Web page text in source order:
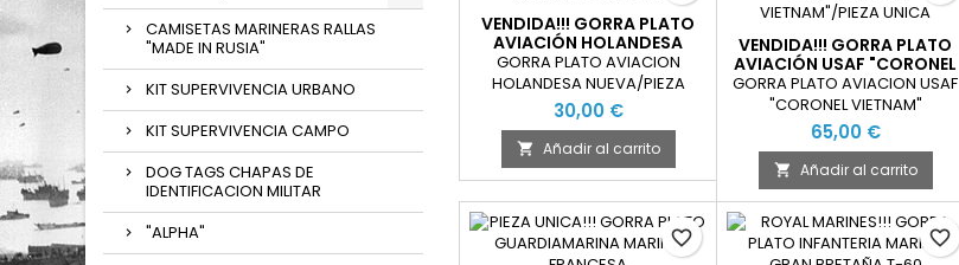
CAMISETAS MARINERAS RALLAS
"MADE IN RUSIA"
KIT SUPERVIVENCIA URBANO
KIT SUPERVIVENCIA CAMPO
DOG TAGS CHAPAS DE
IDENTIFICACION MILITAR
"ALPHA"
VENDIDA!!! GORRA PLATO
AVIACIÓN HOLANDESA
NUEVA
GORRA PLATO AVIACION
HOLANDESA NUEVA/PIEZA
UNICA
30,00 €
 Añadir al carrito
VENDIDA!!! GORRA PLATO
AVIACIÓN USAF "CORONEL
VIETNAM"
GORRA PLATO AVIACION USAF
"CORONEL VIETNAM"
65,00 €
 Añadir al carrito
favorite_border favorite_border